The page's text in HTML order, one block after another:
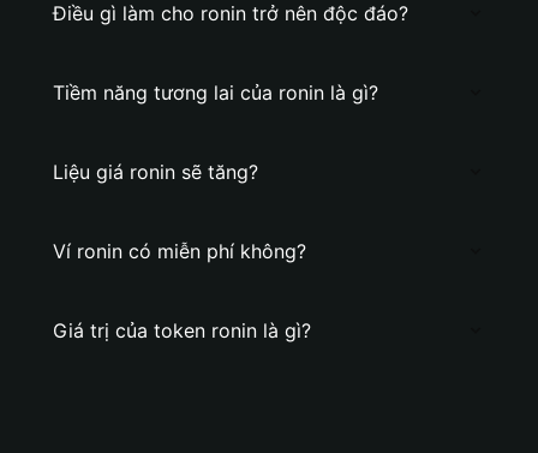
Điều gì làm cho ronin trở nên độc đáo?
Tiềm năng tương lai của ronin là gì?
Liệu giá ronin sẽ tăng?
Ví ronin có miễn phí không?
Giá trị của token ronin là gì?